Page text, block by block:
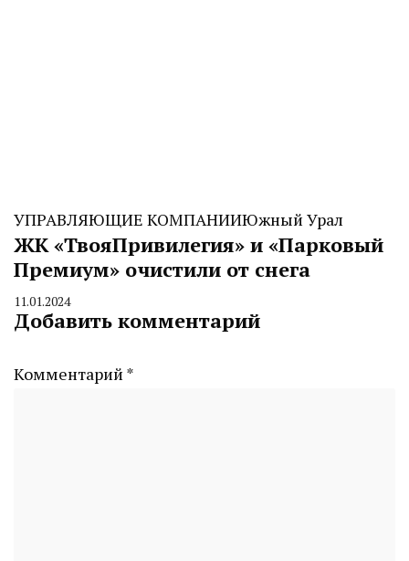
УПРАВЛЯЮЩИЕ КОМПАНИИЮжный Урал
ЖК «ТвояПривилегия» и «Парковый
Премиум» очистили от снега
By
CHELINDUSTRY
11.01.2024
Добавить комментарий
Комментарий *